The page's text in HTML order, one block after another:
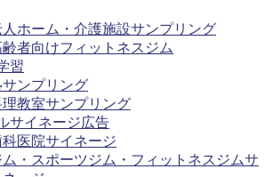
人ホーム・介護施設サンプリング
齢者向けフィットネスジム
習
サンプリング
理教室サンプリング
サイネージ広告
科医院サイネージ
ム・スポーツジム・フィットネスジムサ